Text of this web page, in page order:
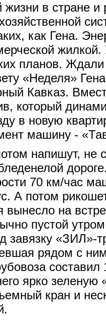
в стране и
как Гена.
планов.
«Неделя»
Кавказ.
который
в новую
машину -
напишут, не
70 км/час
А потом
вынесло на
пустой
завязку «ЗИЛ»-
рядом с
ярко зеленую
кран и